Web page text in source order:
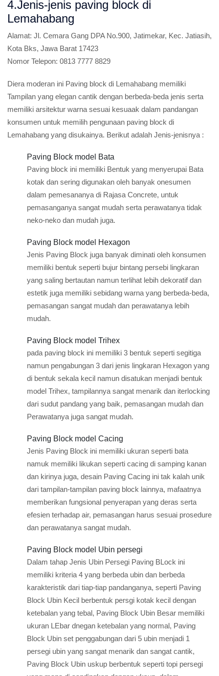
4.Jenis-jenis paving block di
Lemahabang
Alamat: Jl. Cemara Gang DPA No.900, Jatimekar, Kec. Jatiasih,
Kota Bks, Jawa Barat 17423
Nomor Telepon: 0813 7777 8829
Diera moderan ini Paving block di Lemahabang memiliki
Tampilan yang elegan cantik dengan berbeda-beda jenis serta
memiliki arsitektur warna sesuai kesuaak dalam pandangan
konsumen untuk memilih pengunaan paving block di
Lemahabang yang disukainya. Berikut adalah Jenis-jenisnya :
Paving Block model Bata
Paving block ini memiliki Bentuk yang menyerupai Bata
kotak dan sering digunakan oleh banyak onesumen
dalam pemesananya di Rajasa Concrete, untuk
pemasanganya sangat mudah serta perawatanya tidak
neko-neko dan mudah juga.
Paving Block model Hexagon
Jenis Paving Block juga banyak diminati oleh konsumen
memiliki bentuk seperti bujur bintang persebi lingkaran
yang saling bertautan namun terlihat lebih dekoratif dan
estetik juga memiliki sebidang warna yang berbeda-beda,
pemasangan sangat mudah dan perawatanya lebih
mudah.
Paving Block model Trihex
pada paving block ini memiliki 3 bentuk seperti segitiga
namun pengabungan 3 dari jenis lingkaran Hexagon yang
di bentuk sekala kecil namun disatukan menjadi bentuk
model Trihex, tampilannya sangat menarik dan iterlocking
dari sudut pandang yang baik, pemasangan mudah dan
Perawatanya juga sangat mudah.
Paving Block model Cacing
Jenis Paving Block ini memiliki ukuran seperti bata
namuk memiliki likukan seperti cacing di samping kanan
dan kirinya juga, desain Paving Cacing ini tak kalah unik
dari tampilan-tampilan paving block lainnya, mafaatnya
memberikan fungsional penyerapan yang deras serta
efesien terhadap air, pemasangan harus sesuai prosedure
dan perawatanya sangat mudah.
Paving Block model Ubin persegi
Dalam tahap Jenis Ubin Persegi Paving BLock ini
memiliki kriteria 4 yang berbeda ubin dan berbeda
karakteristik dari tiap-tiap pandanganya, seperti Paving
Block Ubin Kecil berbentuk persgi kotak kecil dengan
ketebalan yang tebal, Paving Block Ubin Besar memiliki
ukuran LEbar dnegan ketebalan yang normal, Paving
Block Ubin set penggabungan dari 5 ubin menjadi 1
persegi ubin yang sangat menarik dan sangat cantik,
Paving Block Ubin uskup berbentuk seperti topi persegi